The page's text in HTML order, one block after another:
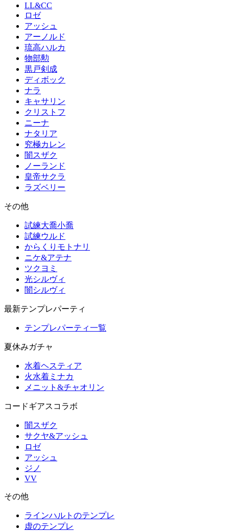
LL&CC
ロゼ
アッシュ
アーノルド
琉高ハルカ
物部勲
黒戸剣成
ディボック
ナラ
キャサリン
クリストフ
ニーナ
ナタリア
究極カレン
闇スザク
ノーランド
皇帝サクラ
ラズベリー
その他
試練大喬小喬
試練ウルド
からくりモトナリ
ニケ&アテナ
ツクヨミ
光シルヴィ
闇シルヴィ
最新テンプレパーティ
テンプレパーティ一覧
夏休みガチャ
水着ヘスティア
火水着ミナカ
メニット&チャオリン
コードギアスコラボ
闇スザク
サクヤ&アッシュ
ロゼ
アッシュ
ジノ
VV
その他
ラインハルトのテンプレ
虚のテンプレ